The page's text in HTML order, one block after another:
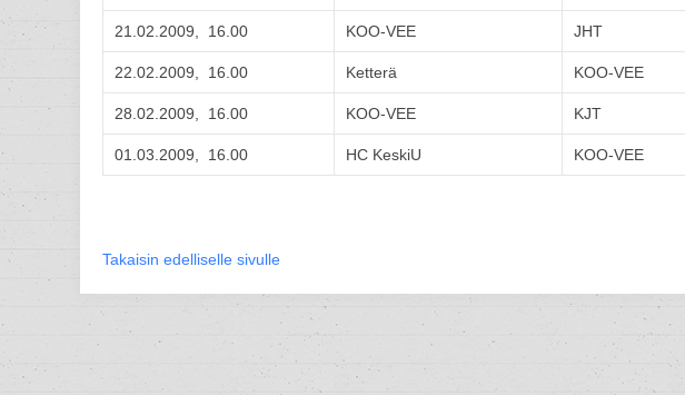
21.02.2009, 16.00 KOO-VEE JHT
22.02.2009, 16.00 Ketterä KOO-VEE
28.02.2009, 16.00 KOO-VEE KJT
01.03.2009, 16.00 HC KeskiU KOO-VEE
Takaisin edelliselle sivulle